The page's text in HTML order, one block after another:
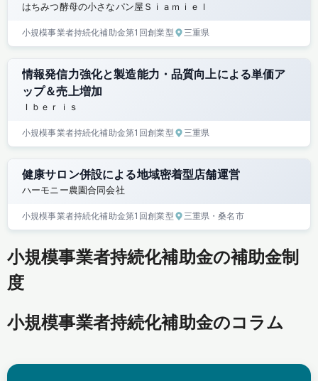
はちみつ酵母の小さなパン屋Ｓｉａｍｉｅｌ
小規模事業者持続化補助金第1回創業型 三重県
情報発信力強化と製造能力・品質向上による単価ア
ップ＆売上増加
Ｉｂｅｒｉｓ
小規模事業者持続化補助金第1回創業型 三重県
健康サロン併設による地域密着型店舗運営
ハーモニー農園合同会社
小規模事業者持続化補助金第1回創業型 三重県 ・桑名市
小規模事業者持続化補助金の補助金制
度
小規模事業者持続化補助金のコラム